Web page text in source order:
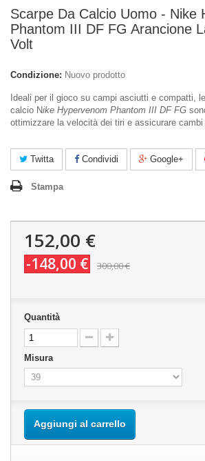
Scarpe Da Calcio Uomo - Nike
Phantom III DF FG Arancione
Volt
Condizione: Nuovo prodotto
Ideali per il gioco su campi asciutti e compatti,
calcio Nike Hypervenom Phantom III DF FG
ottimizzare la velocità dei tiri e assicurare cambi
Twitta Condividi Google+
Stampa
152,00 €
-148,00 € 300,00 €
Quantità
Misura
Aggiungi al carrello